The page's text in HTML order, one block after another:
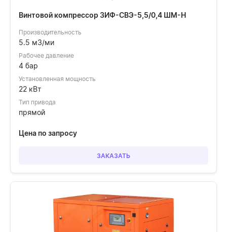
Винтовой компрессор ЗИФ-СВЭ-5,5/0,4 ШМ-Н
Производительность
5.5 м3/ми
Рабочее давление
4 бар
Установленная мощность
22 кВт
Тип привода
прямой
Цена по запросу
ЗАКАЗАТЬ